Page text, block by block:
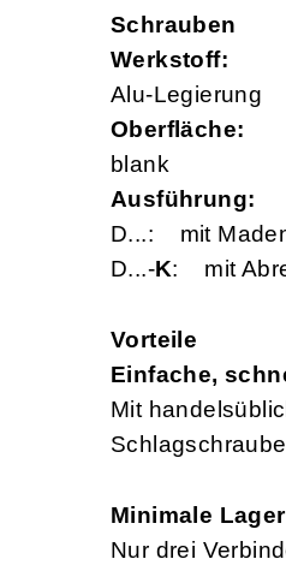
Schrauben
Werkstoff:
Alu-Legierung
Oberfläche:
blank
Ausführung:
D...: mit
D...-K: mit
Vorteile
Einfache,
Mit
Minimale
Nur drei